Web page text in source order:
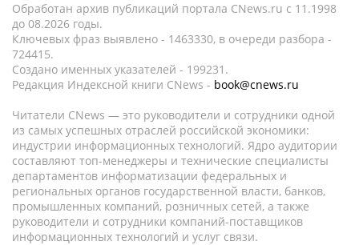
Обработан архив публикаций портала CNews.ru c 11.1998
до 08.2026 годы.
Ключевых фраз выявлено - 1463330, в очереди разбора -
724415.
Создано именных указателей - 199231.
Редакция Индексной книги CNews - book@cnews.ru
Читатели CNews — это руководители и сотрудники одной
из самых успешных отраслей российской экономики:
индустрии информационных технологий. Ядро аудитории
составляют топ-менеджеры и технические специалисты
департаментов информатизации федеральных и
региональных органов государственной власти, банков,
промышленных компаний, розничных сетей, а также
руководители и сотрудники компаний-поставщиков
информационных технологий и услуг связи.